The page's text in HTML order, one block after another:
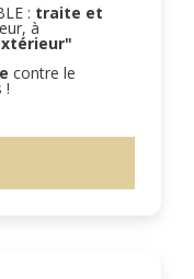
: traite et
à
contre le
!